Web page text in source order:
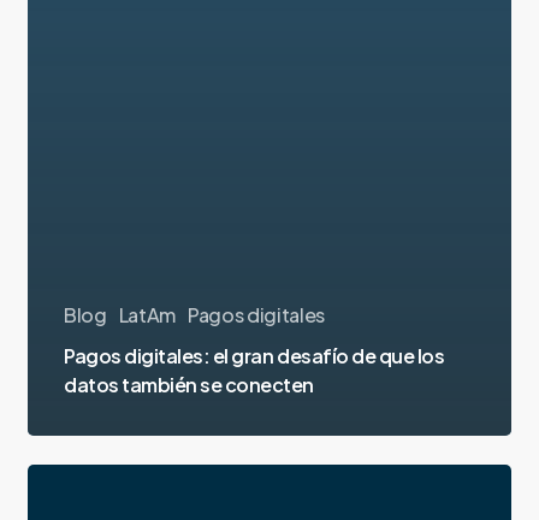
Blog LatAm Pagos digitales
Pagos digitales: el gran desafío de que los
datos también se conecten